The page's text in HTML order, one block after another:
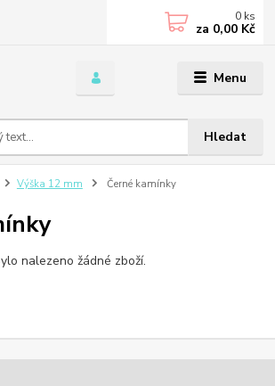
Menu
Hledat
0 ks
za 0,00 Kč
Výška 12 mm Černé kamínky
nalezeno žádné zboží.